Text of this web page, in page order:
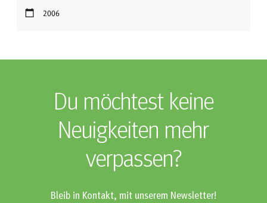
2006
Du möchtest keine
Neuigkeiten mehr
verpassen?
Bleib in Kontakt, mit unserem Newsletter!